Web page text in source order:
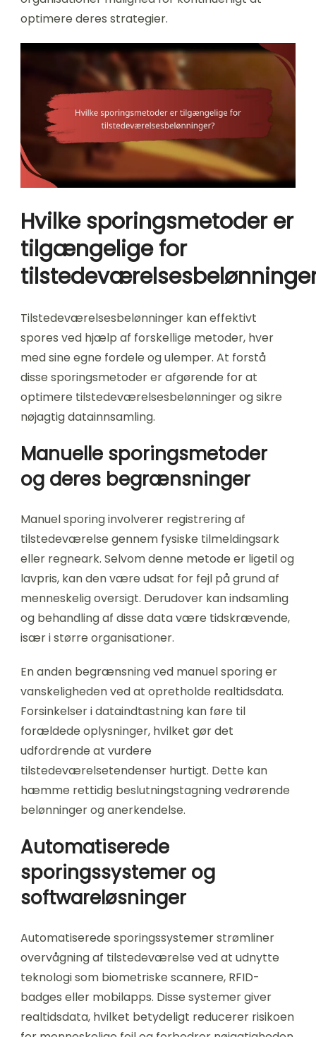
optimere deres strategier.
Hvilke sporingsmetoder er
tilgængelige for
Tilstedeværelsesbelønninger kan effektivt
spores ved hjælp af forskellige metoder, hver
med sine egne fordele og ulemper. At forstå
disse sporingsmetoder er afgørende for at
optimere tilstedeværelsesbelønninger og sikre
nøjagtig datainnsamling.
Manuelle sporingsmetoder
og deres begrænsninger
Manuel sporing involverer registrering af
tilstedeværelse gennem fysiske tilmeldingsark
eller regneark. Selvom denne metode er ligetil og
lavpris, kan den være udsat for fejl på grund af
menneskelig oversigt. Derudover kan indsamling
og behandling af disse data være tidskrævende,
især i større organisationer.
En anden begrænsning ved manuel sporing er
vanskeligheden ved at opretholde realtidsdata.
Forsinkelser i dataindtastning kan føre til
forældede oplysninger, hvilket gør det
udfordrende at vurdere
tilstedeværelsetendenser hurtigt. Dette kan
hæmme rettidig beslutningstagning vedrørende
belønninger og anerkendelse.
Automatiserede
sporingssystemer og
softwareløsninger
Automatiserede sporingssystemer strømliner
overvågning af tilstedeværelse ved at udnytte
teknologi som biometriske scannere, RFID-
badges eller mobilapps. Disse systemer giver
realtidsdata, hvilket betydeligt reducerer risikoen